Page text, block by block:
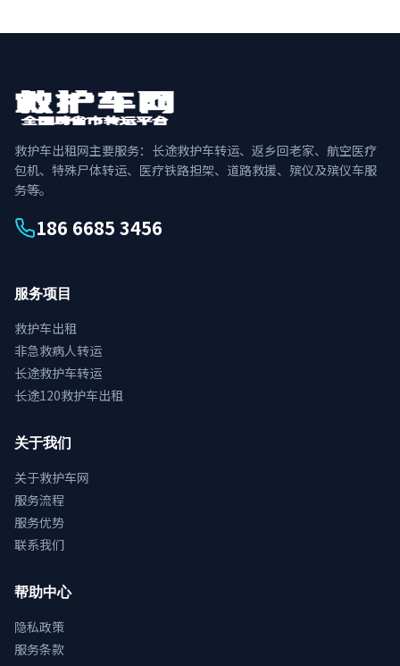
救护车出租网主要服务：长途救护车转运、返乡回老家、航空医疗
包机、特殊尸体转运、医疗铁路担架、道路救援、殡仪及殡仪车服
务等。
186 6685 3456
服务项目
救护车出租
非急救病人转运
长途救护车转运
长途120救护车出租
关于我们
关于救护车网
服务流程
服务优势
联系我们
帮助中心
隐私政策
服务条款